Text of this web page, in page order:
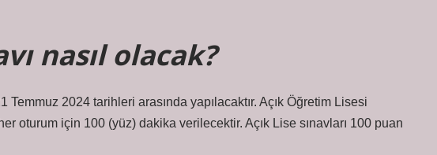
nasıl olacak?
Temmuz 2024 tarihleri ​​arasında yapılacaktır. Açık Öğretim Lisesi
oturum için 100 (yüz) dakika verilecektir. Açık Lise sınavları 100 puan